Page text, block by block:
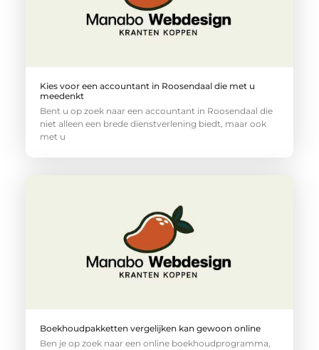
Kies voor een accountant in Roosendaal die met u
meedenkt
Bent u op zoek naar een accountant in Roosendaal die
niet alleen een brede dienstverlening biedt, maar ook
met u
Boekhoudpakketten vergelijken kan gewoon online
Ben je op zoek naar een online boekhoudprogramma,